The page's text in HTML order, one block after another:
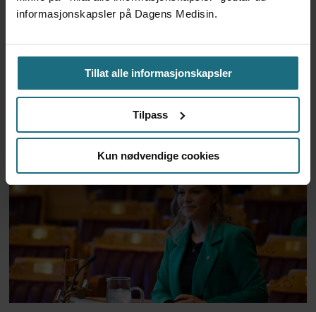
informasjonskapsler på Dagens Medisin.
Tillat alle informasjonskapsler
Tilpass
Kun nødvendige cookies
Sp om regjeringens nettlege-
pilot: – Vestre er på ville
veier